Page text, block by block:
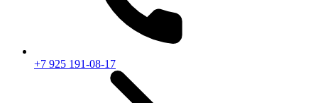
+7 925 191-08-17